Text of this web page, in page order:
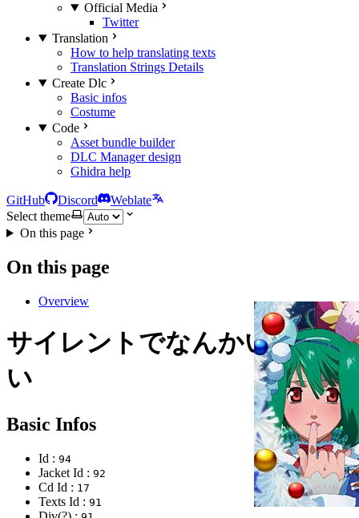
Official Media
Twitter
Translation
How to help translating texts
Translation Strings Details
Create Dlc
Basic infos
Costume
Code
Asset bundle builder
DLC Manager design
Ghidra help
GitHub Discord
Weblate
Select theme
On this page
On this page
Overview
サイレントでなんかいられな
い
Basic Infos
Id : 94
Jacket Id : 92
Cd Id : 17
Texts Id : 91